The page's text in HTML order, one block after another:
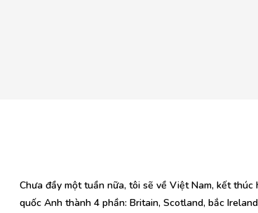
Chưa đầy một tuần nữa, tôi sẽ về Việt Nam, kết
quốc Anh thành 4 phần: Britain, Scotland, bắc